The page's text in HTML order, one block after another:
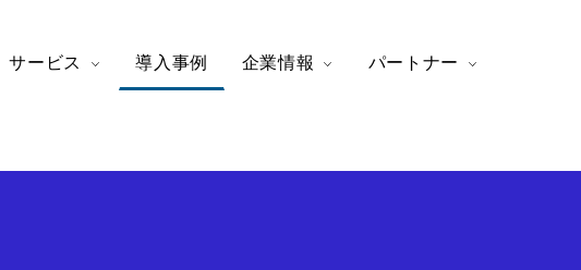
サービス 導入事例 企業情報 パートナー